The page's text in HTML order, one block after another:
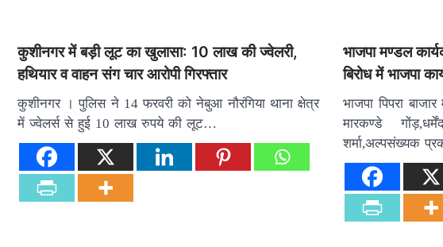
कुशीनगर में बड़ी लूट का खुलासा: 10 लाख की ज्वेलरी,
हथियार व वाहन संग चार आरोपी गिरफ्तार
कुशीनगर । पुलिस ने 14 फरवरी को नेबुआ नौरंगिया थाना क्षेत्र
में ज्वेलर्स से हुई 10 लाख रुपये की लूट…
भाजपा मण्डल
बिरोध में भाजपा
भाजपा पिपरा
मारकण्डे
शर्मा,अल्पसंख्यक